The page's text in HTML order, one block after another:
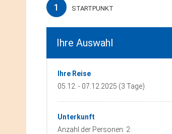
1 STARTPUNKT
Ihre Auswahl
Ihre Reise
05.12. - 07.12.2025 (3 Tage)
Unterkunft
Anzahl der Personen: 2